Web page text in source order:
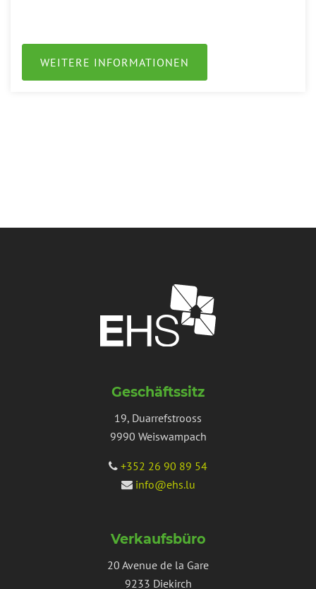
WEITERE INFORMATIONEN
Geschäftssitz
19, Duarrefstrooss
9990 Weiswampach
+352 26 90 89 54
info@ehs.lu
Verkaufsbüro
20 Avenue de la Gare
9233 Diekirch